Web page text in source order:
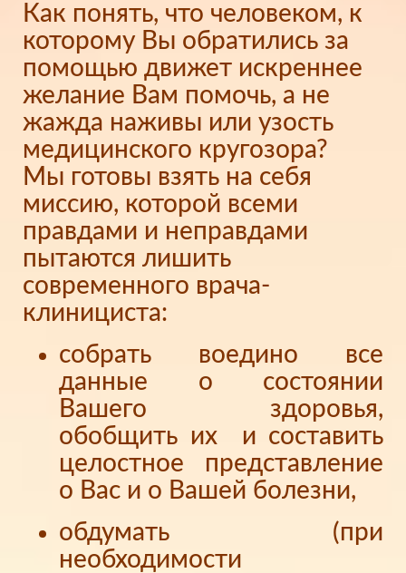
Как понять, что человеком, к
которому Вы обратились за
помощью движет искреннее
желание Вам помочь, а не
жажда наживы или узость
медицинского кругозора?
Мы готовы взять на себя
миссию, которой всеми
правдами и неправдами
пытаются лишить
современного врача-
клинициста:
собрать воедино все
данные о состоянии
Вашего здоровья,
обобщить их и составить
целостное представление
о Вас и о Вашей болезни,
обдумать (при
необходимости